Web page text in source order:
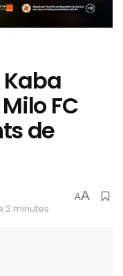
Kaba
FC
de
minutes
AA